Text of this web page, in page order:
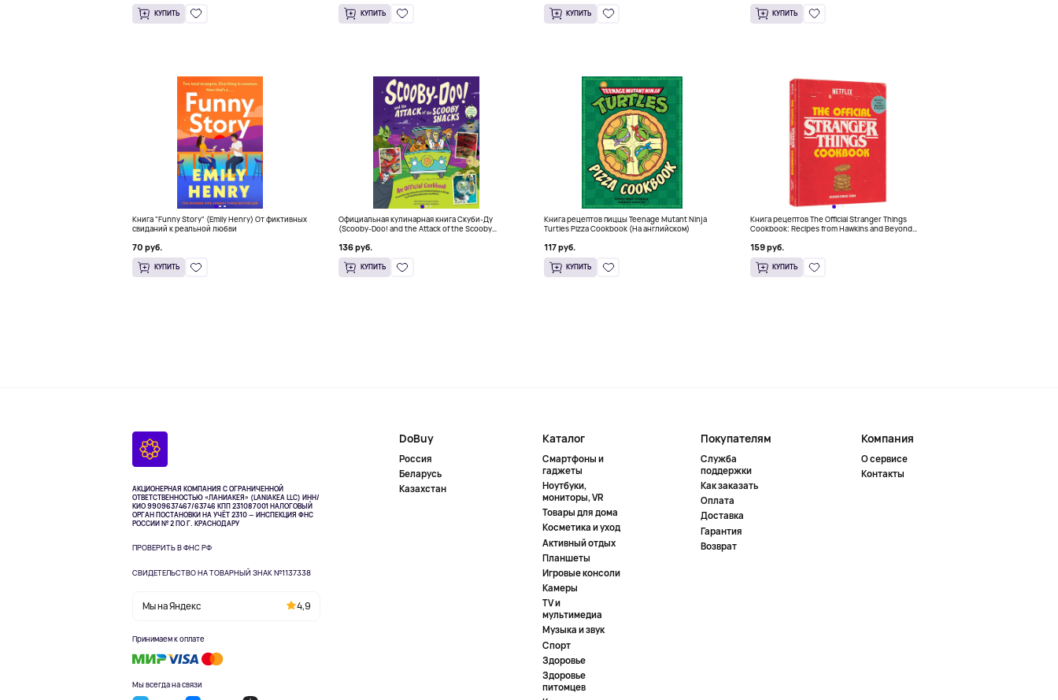
КУПИТЬ КУПИТЬ КУПИТЬ КУПИТЬ
Книга "Funny Story" (Emily Henry) От фиктивных
свиданий к реальной любви
70 руб.
КУПИТЬ
Официальная кулинарная книга Скуби-Ду
(Scooby-Doo! and the Attack of the Scooby
136 руб.
КУПИТЬ
Книга рецептов пиццы Teenage Mutant Ninja
Turtles Pizza Cookbook (На английском)
117 руб.
КУПИТЬ
Книга рецептов The Official Stranger Things
Cookbook: Recipes from Hawkins and Beyond
159 руб.
КУПИТЬ
АКЦИОНЕРНАЯ КОМПАНИЯ С ОГРАНИЧЕННОЙ
ОТВЕТСТВЕННОСТЬЮ «ЛАНИАКЕЯ» (LANIAKEA LLC) ИНН/
КИО 9909637467/63746 КПП 231087001НАЛОГОВЫЙ
ОРГАН ПОСТАНОВКИ НА УЧЁТ 2310 — ИНСПЕКЦИЯ ФНС
РОССИИ № 2 ПО Г. КРАСНОДАРУ
ПРОВЕРИТЬ В ФНС РФ
СВИДЕТЕЛЬСТВО НА ТОВАРНЫЙ ЗНАК №1137338
Мы на Яндекс 4,9
Принимаем к оплате
Мы всегда на связи
DoBuy
Россия
Беларусь
Казахстан
Каталог
Смартфоны и
гаджеты
Ноутбуки,
мониторы, VR
Товары для дома
Косметика и уход
Активный отдых
Планшеты
Игровые консоли
Камеры
TV и
мультимедиа
Музыка и звук
Спорт
Здоровье
Здоровье
питомцев
Покупателям
Служба
поддержки
Как заказать
Оплата
Доставка
Гарантия
Возврат
Компания
О сервисе
Контакты